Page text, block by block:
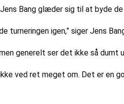
Bang glæder sig til at byde de
turneringen igen,” siger Jens
generelt ser det ikke så dumt
ved ret meget om. Det er en